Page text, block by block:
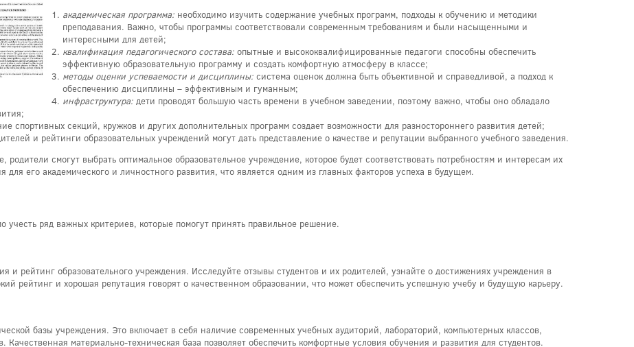
академическая программа: необходимо изучить содержание учебных программ, подходы к обучению и методики
преподавания. Важно, чтобы программы соответствовали современным требованиям и были насыщенными и
интересными для детей;
квалификация педагогического состава: опытные и высококвалифицированные педагоги способны обеспечить
эффективную образовательную программу и создать комфортную атмосферу в классе;
методы оценки успеваемости и дисциплины: система оценок должна быть объективной и справедливой, а подход к
обеспечению дисциплины – эффективным и гуманным;
инфраструктура: дети проводят большую часть времени в учебном заведении, поэтому важно, чтобы оно обладало
спортивных секций, кружков и других дополнительных программ создает возможности для разностороннего развития детей;
и рейтинги образовательных учреждений могут дать представление о качестве и репутации выбранного учебного заведения.
смогут выбрать оптимальное образовательное учреждение, которое будет соответствовать потребностям и интересам их
для его академического и личностного развития, что является одним из главных факторов успеха в будущем.
учесть ряд важных критериев, которые помогут принять правильное решение.
и рейтинг образовательного учреждения. Исследуйте отзывы студентов и их родителей, узнайте о достижениях учреждения в
рейтинг и хорошая репутация говорят о качественном образовании, что может обеспечить успешную учебу и будущую карьеру.
базы учреждения. Это включает в себя наличие современных учебных аудиторий, лабораторий, компьютерных классов,
материально-техническая база позволяет обеспечить комфортные условия обучения и развития для студентов.